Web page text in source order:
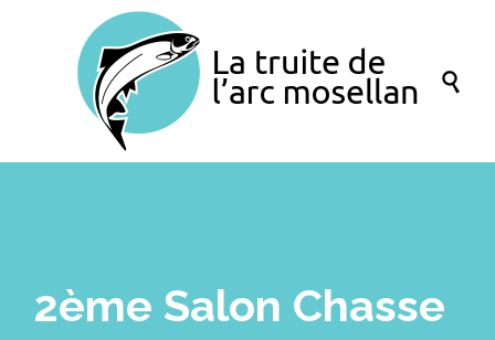

2ème Salon Chasse